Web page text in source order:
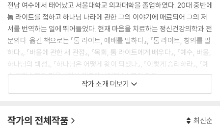
전남 여수에서 태어났고 서울대학교 의과대학을 졸업하였다. 20대 중반에
톰 라이트를 접하고 하나님 나라에 관한 그의 이야기에 매료되어 그의 저
서를 번역하는 일에 뛰어들었다. 현재 마음을 치료하는 정신건강의학과 전
문의다. 옮긴 책으로는 『톰 라이트, 예배를 말하다』, 『톰 라이트, 칭의를 말
하다』, 『바울에 관한 새 관점』, 『목회, 톰 라이트에게 배우다』, 『예수, 바울,
하나님의 백성』, 『하나님은 어떻게 왕이 되셨나』, 『이렇게 승리하라』, 『예
수 그리스도의 믿음』(이상 에클레시아북스) 등이 있다.
작가 소개 더보기
작가의 전체작품 최신순